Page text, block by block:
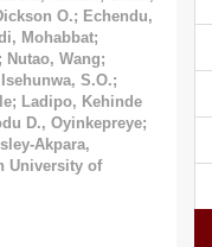
O.; Echendu,
Mohabbat;
; Nutao, Wang;
Isehunwa, S.O.;
; Ladipo, Kehinde
D., Oyinkepreye;
Akpara,
University of